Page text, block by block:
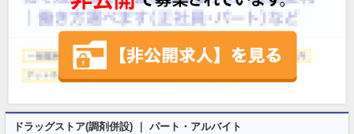
ドラッグストア(調剤併設) ｜ パート・アルバイト